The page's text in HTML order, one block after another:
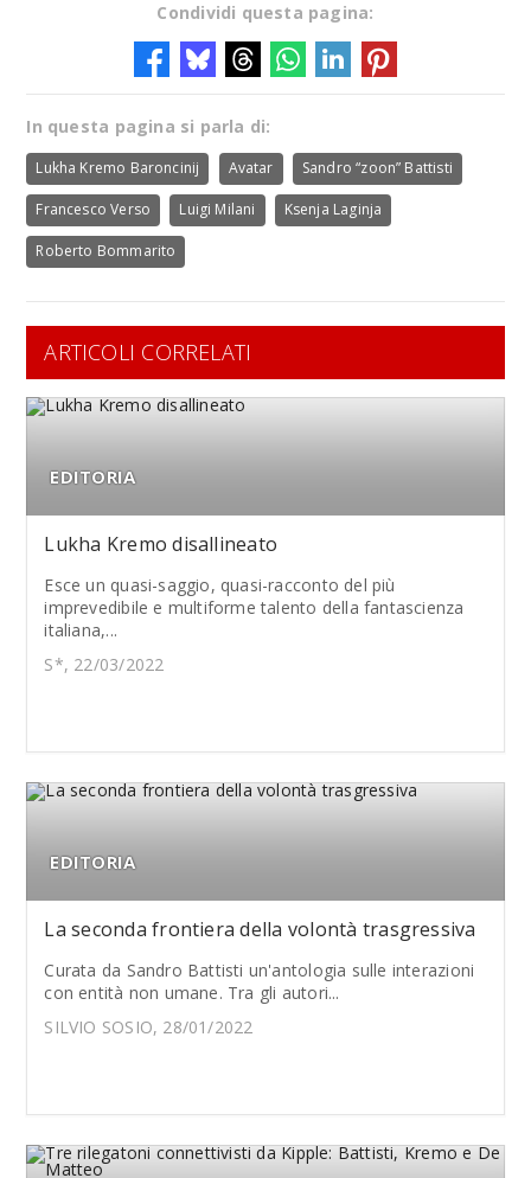
Condividi questa pagina:
In questa pagina si parla di:
Lukha Kremo Baroncinij Avatar Sandro “zoon” Battisti
Francesco Verso Luigi Milani Ksenja Laginja
Roberto Bommarito
ARTICOLI CORRELATI
EDITORIA
Lukha Kremo disallineato
Esce un quasi-saggio, quasi-racconto del più
imprevedibile e multiforme talento della fantascienza
italiana,...
S*, 22/03/2022
EDITORIA
La seconda frontiera della volontà trasgressiva
Curata da Sandro Battisti un'antologia sulle interazioni
con entità non umane. Tra gli autori...
SILVIO SOSIO, 28/01/2022